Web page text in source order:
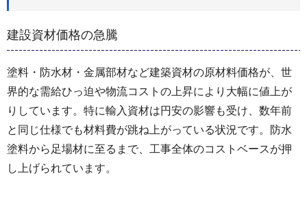
建設資材価格の急騰
塗料・防水材・金属部材など建築資材の原材料価格が、世
界的な需給ひっ迫や物流コストの上昇により大幅に値上が
りしています。特に輸入資材は円安の影響も受け、数年前
と同じ仕様でも材料費が跳ね上がっている状況です。防水
塗料から足場材に至るまで、工事全体のコストベースが押
し上げられています。